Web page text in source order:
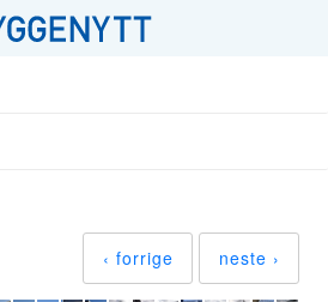
‹ forrige neste ›